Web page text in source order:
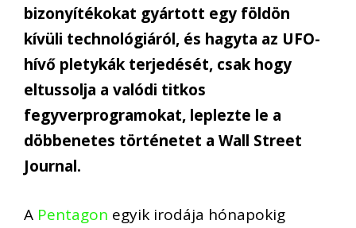
bizonyítékokat gyártott egy földön
kívüli technológiáról, és hagyta az UFO-
hívő pletykák terjedését, csak hogy
eltussolja a valódi titkos
fegyverprogramokat, leplezte le a
döbbenetes történetet a Wall Street
Journal.
A Pentagon egyik irodája hónapokig